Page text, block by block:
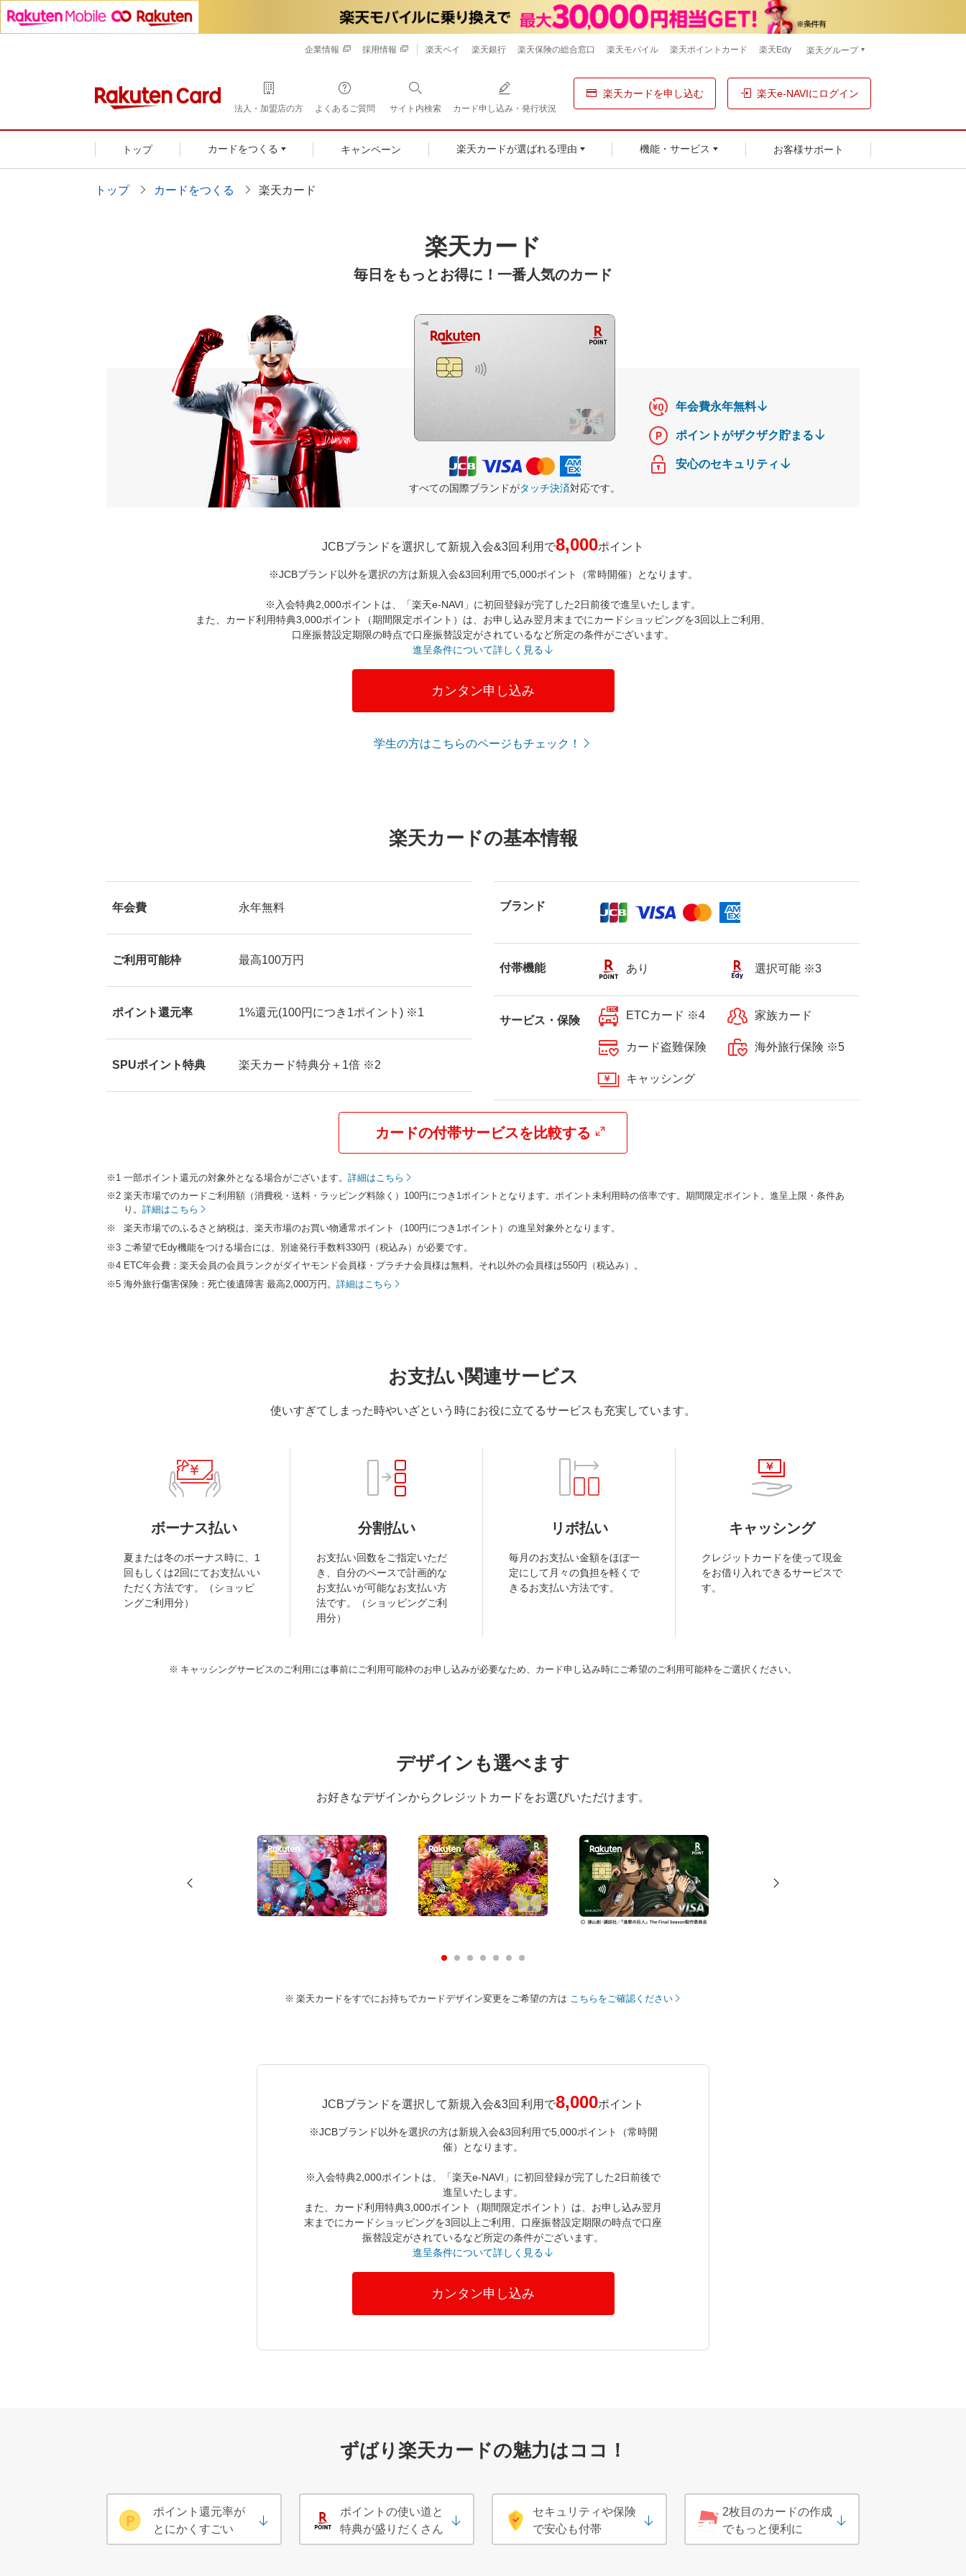
企業情報 採用情報 楽天ペイ 楽天銀行 楽天保険の総合窓口 楽天モバイル 楽天ポイントカード 楽天Edy 楽天グループ
法人・加盟店の方 よくあるご質問 サイト内検索 カード申し込み・発行状況
楽天カードを申し込む 楽天e-NAVIにログイン
トップ カードをつくる キャンペーン 楽天カードが選ばれる理由 機能・サービス お客様サポート
トップ カードをつくる 楽天カード
楽天カード
毎日をもっとお得に！一番人気のカード
すべての国際ブランドがタッチ決済対応です。
年会費永年無料
ポイントがザクザク貯まる
安心のセキュリティ
JCBブランドを選択して新規入会&3回 利用で8,000ポイント
※JCBブランド以外を選択の方は新規入会&3回利用で5,000ポイント（常時開催）となります。
※入会特典2,000ポイントは、「楽天e-NAVI」に初回登録が完了した2日前後で進呈いたします。
また、カード利用特典3,000ポイント（期間限定ポイント）は、お申し込み翌月末までにカードショッピングを3回以上ご利用、
口座振替設定期限の時点で口座振替設定がされているなど所定の条件がございます。
進呈条件について詳しく見る
カンタン申し込み
学生の方はこちらのページもチェック！
楽天カードの基本情報
年会費 永年無料
ご利用可能枠 最高100万円
ポイント還元率 1%還元(100円につき1ポイント) ※1
SPUポイント特典 楽天カード特典分＋1倍 ※2
ブランド
付帯機能 あり 選択可能 ※3
サービス・保険 ETCカード ※4 家族カード
カード盗難保険 海外旅行保険 ※5
キャッシング
カードの付帯サービスを比較する
一部ポイント還元の対象外となる場合がございます。詳細はこちら
楽天市場でのカードご利用額（消費税・送料・ラッピング料除く）100円につき1ポイントとなります。ポイント未利用時の倍率です。期間限定ポイント。進呈上限・条件あ
り。詳細はこちら
楽天市場でのふるさと納税は、楽天市場のお買い物通常ポイント（100円につき1ポイント）の進呈対象外となります。
ご希望でEdy機能をつける場合には、別途発行手数料330円（税込み）が必要です。
ETC年会費：楽天会員の会員ランクがダイヤモンド会員様・プラチナ会員様は無料。それ以外の会員様は550円（税込み）。
海外旅行傷害保険：死亡後遺障害 最高2,000万円。詳細はこちら
お支払い関連サービス
使いすぎてしまった時やいざという時にお役に立てるサービスも充実しています。
ボーナス払い
夏または冬のボーナス時に、1
回もしくは2回にてお支払いい
ただく方法です。（ショッピ
ングご利用分）
分割払い
お支払い回数をご指定いただ
き、自分のペースで計画的な
お支払いが可能なお支払い方
法です。（ショッピングご利
用分）
リボ払い
毎月のお支払い金額をほぼ一
定にして月々の負担を軽くで
きるお支払い方法です。
キャッシング
クレジットカードを使って現金
をお借り入れできるサービスで
す。
キャッシングサービスのご利用には事前にご利用可能枠のお申し込みが必要なため、カード申し込み時にご希望のご利用可能枠をご選択ください。
デザインも選べます
お好きなデザインからクレジットカードをお選びいただけます。
楽天カードをすでにお持ちでカードデザイン変更をご希望の方は こちらをご確認ください
JCBブランドを選択して新規入会&3回 利用で8,000ポイント
※JCBブランド以外を選択の方は新規入会&3回利用で5,000ポイント（常時開
催）となります。
※入会特典2,000ポイントは、「楽天e-NAVI」に初回登録が完了した2日前後で
進呈いたします。
また、カード利用特典3,000ポイント（期間限定ポイント）は、お申し込み翌月
末までにカードショッピングを3回以上ご利用、口座振替設定期限の時点で口座
振替設定がされているなど所定の条件がございます。
進呈条件について詳しく見る
カンタン申し込み
ずばり楽天カードの魅力はココ！
ポイント還元率が
とにかくすごい
ポイントの使い道と
特典が盛りだくさん
セキュリティや保険
で安心も付帯
2枚目のカードの作成
でもっと便利に